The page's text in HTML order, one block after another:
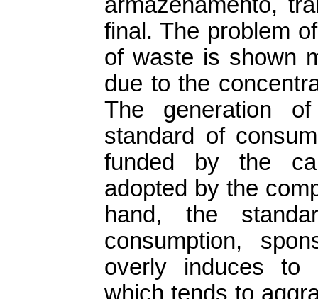
final. The problem
of waste is shown
due to the
The generation
standard of
funded by the
adopted by the
hand, the
consumption,
overly induces to
which tends to